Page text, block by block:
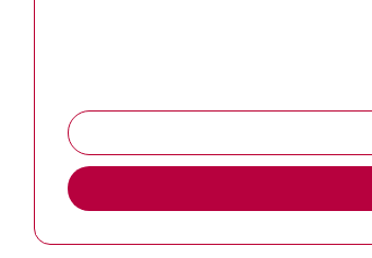
مصطفى شوبير: سنواصل تشريف اسم مصر عالميًا..
هاني أبو ريدة: وصول مصر إلى كأس العالم 4 مرات بينها